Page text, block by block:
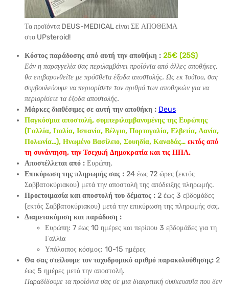
Τα προϊόντα DEUS-MEDICAL είναι ΣΕ ΑΠΟΘΕΜΑ
στο UPsteroid!
Κόστος παράδοσης από αυτή την αποθήκη : 25€ (25$)
Εάν η παραγγελία σας περιλαμβάνει προϊόντα από άλλες αποθήκες,
θα επιβαρυνθείτε με πρόσθετα έξοδα αποστολής. Ως εκ τούτου, σας
συμβουλεύουμε να περιορίσετε τον αριθμό των αποθηκών για να
περιορίσετε τα έξοδα αποστολής.
Μάρκες διαθέσιμες σε αυτή την αποθήκη : Deus
Παγκόσμια αποστολή, συμπεριλαμβανομένης της Ευρώπης
(Γαλλία, Ιταλία, Ισπανία, Βέλγιο, Πορτογαλία, Ελβετία, Δανία,
Πολωνία…), Ηνωμένο Βασίλειο, Σουηδία, Καναδάς… εκτός από
τη συνάντηση, την Τσεχική Δημοκρατία και τις ΗΠΑ.
Αποστέλλεται από : Ευρώπη.
Επικύρωση της πληρωμής σας : 24 έως 72 ώρες (εκτός
Σαββατοκύριακου) μετά την αποστολή της απόδειξης πληρωμής.
Προετοιμασία και αποστολή του δέματος : 2 έως 3 εβδομάδες
(εκτός Σαββατοκύριακου) μετά την επικύρωση της πληρωμής σας.
Διαμετακόμιση και παράδοση :
Ευρώπη: 7 έως 10 ημέρες και περίπου 3 εβδομάδες για τη
Γαλλία
Υπόλοιπος κόσμος: 10-15 ημέρες
Θα σας στείλουμε τον ταχυδρομικό αριθμό παρακολούθησης: 2
έως 5 ημέρες μετά την αποστολή.
Παραδίδουμε τα προϊόντα σας σε μια διακριτική συσκευασία που δεν